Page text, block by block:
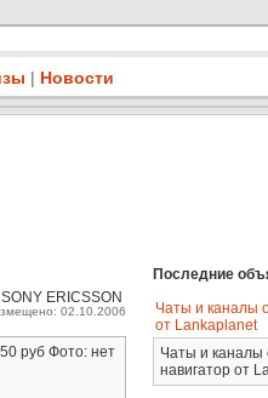
| Новости
ERICSSON
02.10.2006
руб Фото: нет
Последние
Чаты и каналы
от Lankaplanet
Чаты и каналы
навигатор от